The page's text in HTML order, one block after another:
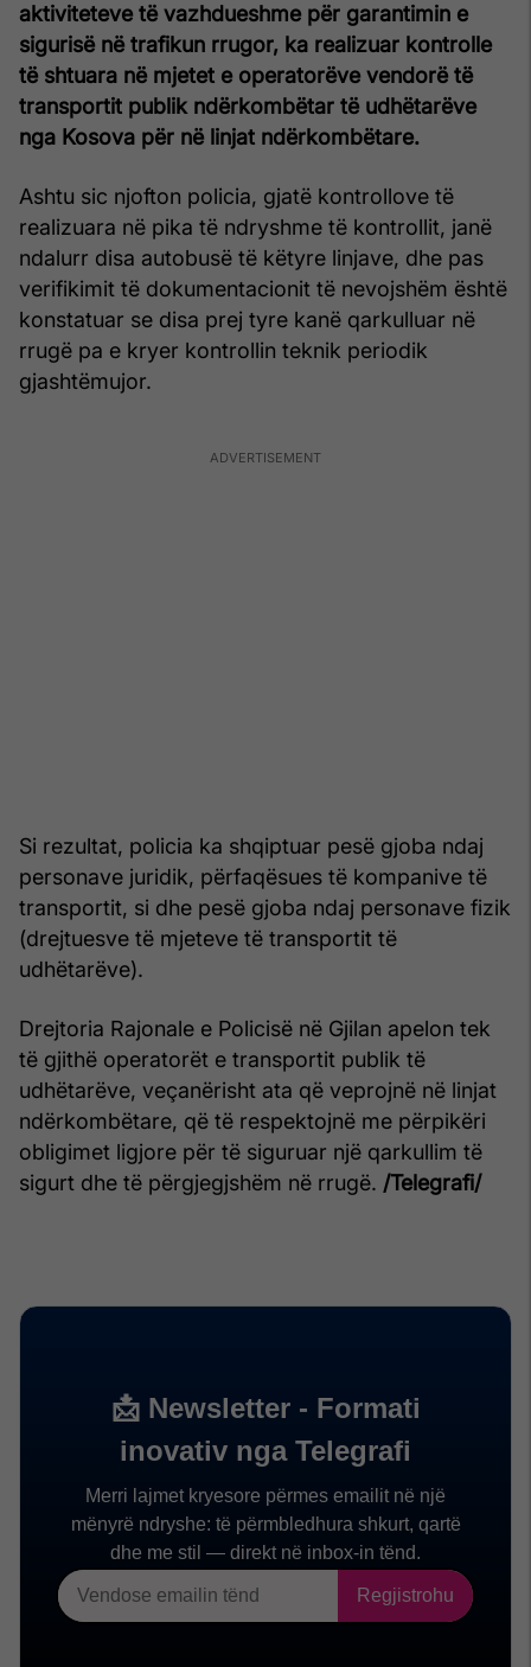
aktiviteteve të vazhdueshme për garantimin e
sigurisë në trafikun rrugor, ka realizuar kontrolle
të shtuara në mjetet e operatorëve vendorë të
transportit publik ndërkombëtar të udhëtarëve
nga Kosova për në linjat ndërkombëtare.
Ashtu sic njofton policia, gjatë kontrollove të
realizuara në pika të ndryshme të kontrollit, janë
ndalurr disa autobusë të këtyre linjave, dhe pas
verifikimit të dokumentacionit të nevojshëm është
konstatuar se disa prej tyre kanë qarkulluar në
rrugë pa e kryer kontrollin teknik periodik
gjashtëmujor.
Si rezultat, policia ka shqiptuar pesë gjoba ndaj
personave juridik, përfaqësues të kompanive të
transportit, si dhe pesë gjoba ndaj personave fizik
(drejtuesve të mjeteve të transportit të
udhëtarëve).
Drejtoria Rajonale e Policisë në Gjilan apelon tek
të gjithë operatorët e transportit publik të
udhëtarëve, veçanërisht ata që veprojnë në linjat
ndërkombëtare, që të respektojnë me përpikëri
obligimet ligjore për të siguruar një qarkullim të
sigurt dhe të përgjegjshëm në rrugë. /Telegrafi/